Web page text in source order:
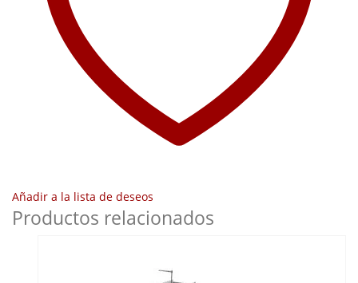
Añadir a la lista de deseos
Productos relacionados